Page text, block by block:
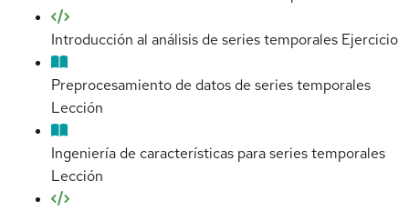
Introducción al análisis de series temporales Ejercicio
Preprocesamiento de datos de series temporales
Lección
Ingeniería de características para series temporales
Lección